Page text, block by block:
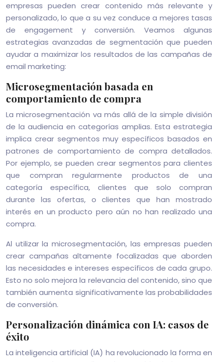
empresas pueden crear contenido más relevante y
personalizado, lo que a su vez conduce a mejores tasas
de engagement y conversión. Veamos algunas
estrategias avanzadas de segmentación que pueden
ayudar a maximizar los resultados de las campañas de
email marketing:
Microsegmentación basada en
comportamiento de compra
La microsegmentación va más allá de la simple división
de la audiencia en categorías amplias. Esta estrategia
implica crear segmentos muy específicos basados en
patrones de comportamiento de compra detallados.
Por ejemplo, se pueden crear segmentos para clientes
que compran regularmente productos de una
categoría específica, clientes que solo compran
durante las ofertas, o clientes que han mostrado
interés en un producto pero aún no han realizado una
compra.
Al utilizar la microsegmentación, las empresas pueden
crear campañas altamente focalizadas que aborden
las necesidades e intereses específicos de cada grupo.
Esto no solo mejora la relevancia del contenido, sino que
también aumenta significativamente las probabilidades
de conversión.
Personalización dinámica con IA: casos de
éxito
La inteligencia artificial (IA) ha revolucionado la forma en